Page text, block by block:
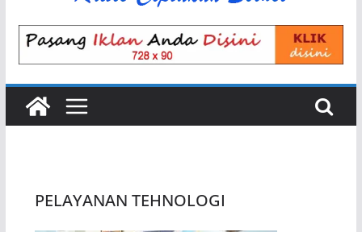
PELAYANAN TEHNOLOGI